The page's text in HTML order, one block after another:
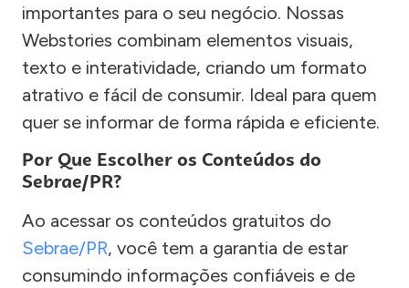
importantes para o seu negócio. Nossas
Webstories combinam elementos visuais,
texto e interatividade, criando um formato
atrativo e fácil de consumir. Ideal para quem
quer se informar de forma rápida e eficiente.
Por Que Escolher os Conteúdos do
Sebrae/PR?
Ao acessar os conteúdos gratuitos do
Sebrae/PR, você tem a garantia de estar
consumindo informações confiáveis e de